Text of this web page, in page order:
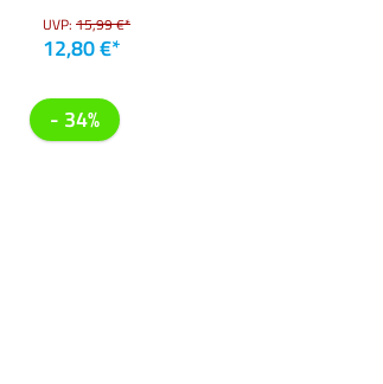
UVP: 15,99 €*
12,80 €*
- 34%